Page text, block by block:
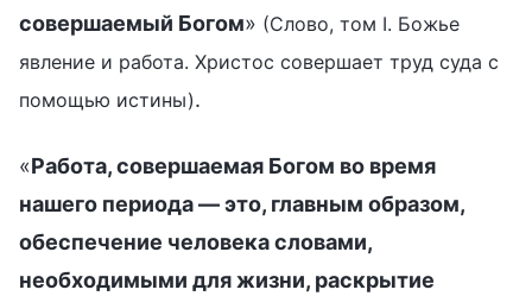
совершаемый Богом» (Слово, том I. Божье
явление и работа. Христос совершает труд суда с
помощью истины).
«Работа, совершаемая Богом во время
нашего периода — это, главным образом,
обеспечение человека словами,
необходимыми для жизни, раскрытие